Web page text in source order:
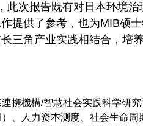
此次报告既有对日本环境
提供了参考，也为MIB硕
三角产业实践相结合 ，培
連携機構/智慧社会实践科学研
）、人力资本测度、社会生命周